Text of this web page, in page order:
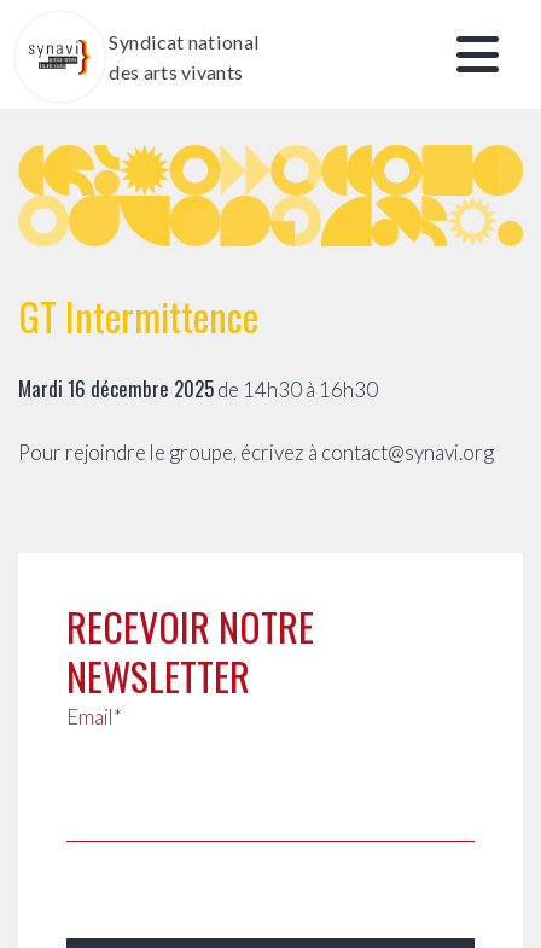
contenu
Syndicat national
des arts vivants
GT Intermittence
Mardi 16 décembre 2025de 14h30 à 16h30
Pour rejoindre le groupe, écrivez à contact@synavi.org
RECEVOIR NOTRE
NEWSLETTER
Email*